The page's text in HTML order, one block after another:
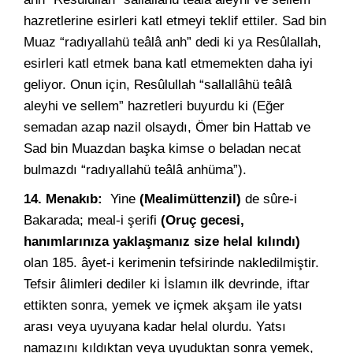
hazretlerine esirleri katl etmeyi teklif ettiler. Sad bin
Muaz “radıyallahü teâlâ anh” dedi ki ya Resûlallah,
esirleri katl etmek bana katl etmemekten daha iyi
geliyor. Onun için, Resûlullah “sallallâhü teâlâ
aleyhi ve sellem” hazretleri buyurdu ki (Eğer
semadan azap nazil olsaydı, Ömer bin Hattab ve
Sad bin Muazdan başka kimse o beladan necat
bulmazdı “radıyallahü teâlâ anhüma”).
14. Menakıb:
Yine (Mealimüttenzil) de sûre-i
Bakarada; meal-i şerifi (Oruç gecesi,
hanımlarınıza yaklaşmanız size helal kılındı)
olan 185. âyet-i kerimenin tefsirinde nakledilmiştir.
Tefsir âlimleri dediler ki İslamın ilk devrinde, iftar
ettikten sonra, yemek ve içmek akşam ile yatsı
arası veya uyuyana kadar helal olurdu. Yatsı
namazını kıldıktan veya uyuduktan sonra yemek,